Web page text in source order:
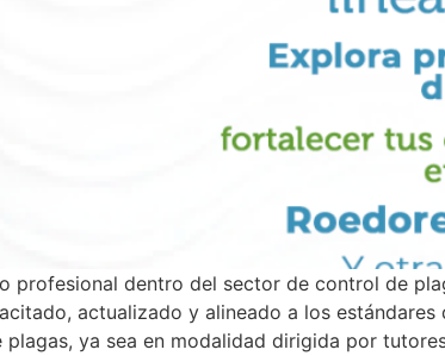
profesional dentro del sector de control de
actualizado y alineado a los
ya sea en modalidad dirigida por